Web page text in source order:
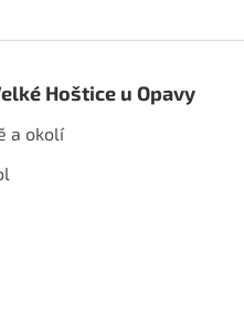
Hoštice u Opavy
a okolí